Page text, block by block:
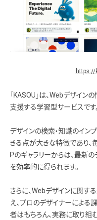
https://
「KASOU」は、Webデザイ
支援する学習型サービスです
デザインの検索・知識のイン
きる点が大きな特徴であり
Pのギャラリーからは、最新
を効率的に得られます。
さらに、Webデザインに関
え、プロのデザイナーによる
者はもちろん、実務に取り組